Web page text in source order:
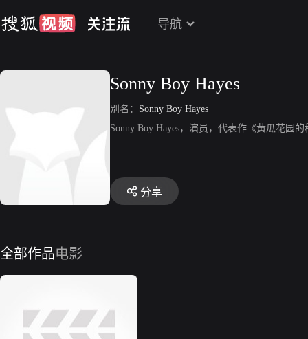
导航
Sonny Boy Hayes
别名： Sonny Boy Hayes
Sonny Boy Hayes，演员，代表作《黄瓜花园
分享
全部作品电影